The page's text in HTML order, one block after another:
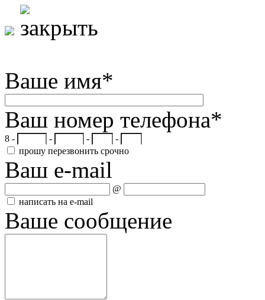
Ваше имя*
Ваш номер телефона*
8 - - -
-
прошу перезвонить срочно
Ваш e-mail
@
написать на e-mail
Ваше сообщение